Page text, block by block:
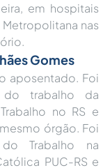
em hospitais
nas
Gomes
aposentado. Foi
do trabalho da
no RS e
órgão. Foi
Trabalho na
PUC-RS e